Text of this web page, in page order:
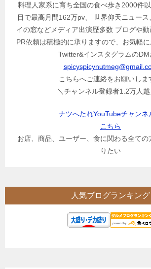
料理人家系に育ち全国の食べ歩き2000件
目で最高月間162万pv、 世界仰天ニュース
イの窓などメディア出演歴多数 ブログや動
PR依頼は積極的に承りますので、お気軽に
Twitter&インスタグラムのDM
こちらへご連絡をお願いしま
＼チャンネル登録者1.2万人越
ナツへたれYouTubeチャンネ
こちら
お店、商品、ユーザー、食に関わる全ての
りたい
人気ブログランキング